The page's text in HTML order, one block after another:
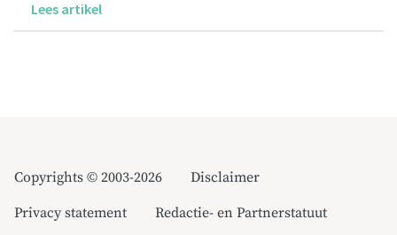
Lees artikel
Copyrights © 2003-2026
Disclaimer
Privacy statement
Redactie- en Partnerstatuut